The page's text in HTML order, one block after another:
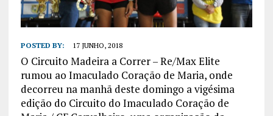
POSTED BY: 17 JUNHO, 2018
O Circuito Madeira a Correr – Re/Max Elite
rumou ao Imaculado Coração de Maria, onde
decorreu na manhã deste domingo a vigésima
edição do Circuito do Imaculado Coração de